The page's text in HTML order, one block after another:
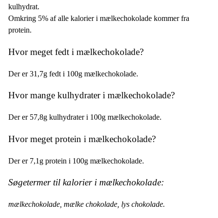
kulhydrat.
Omkring 5% af alle kalorier i mælkechokolade kommer fra
protein.
Hvor meget fedt i mælkechokolade?
Der er 31,7g fedt i 100g mælkechokolade.
Hvor mange kulhydrater i mælkechokolade?
Der er 57,8g kulhydrater i 100g mælkechokolade.
Hvor meget protein i mælkechokolade?
Der er 7,1g protein i 100g mælkechokolade.
Søgetermer til kalorier i mælkechokolade:
mælkechokolade, mælke chokolade, lys chokolade.